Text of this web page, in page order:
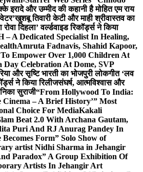
इरादे और उम्मीद की कहानी है मोहित एम राय
खुशबू तिवारी केटी और माही श्रीवास्तव का
दिहला’ वर्ल्डवाइड रिकॉर्ड्स ने किया
A Dedicated Specialist In Healing,
Amruta Fadnavis, Shahid Kapoor,
Empower Over 1,000 Children At
Day Celebration At Dome, SVP
और सृष्टि भारती का भोजपुरी लोकगीत ‘लव
ने किया रिलीजसंघर्ष, आत्मविश्वास और
सुराजी“From Hollywood To India:
Cinema – A Brief History’” Most
Choice For MediaKakali
Beat 2.0 With Archana Gautam,
Puri And RJ Anurag Pandey In
Becomes Form” Solo Show of
artist Nidhi Sharma in Jehangir
Paradox” A Group Exhibition Of
Artists In Jehangir Art